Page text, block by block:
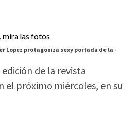
Lopez protagoniza sexy portada de la -
de la revista
el próximo miércoles, en su